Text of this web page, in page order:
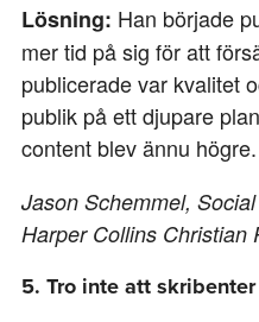
Lösning: Han började
mer tid på sig för att
publicerade var kvalitet
publik på ett djupare
content blev ännu högre.
Jason Schemmel,
Harper Collins Christian
5. Tro inte att